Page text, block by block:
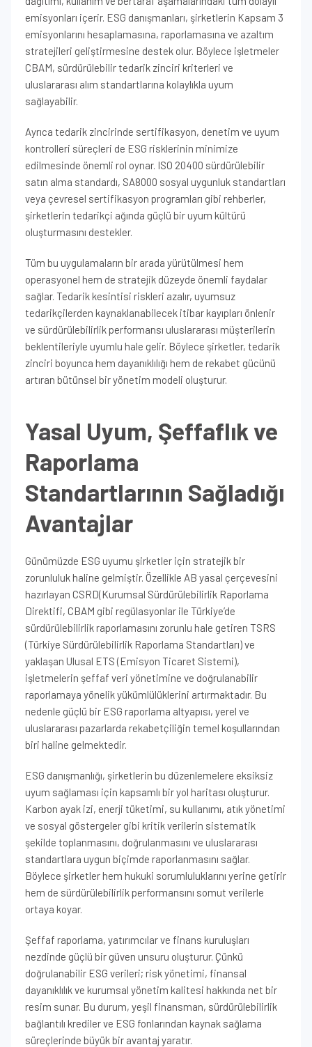
emisyonları içerir. ESG danışmanları, şirketlerin Kapsam 3
emisyonlarını hesaplamasına, raporlamasına ve azaltım
stratejileri geliştirmesine destek olur. Böylece işletmeler
CBAM, sürdürülebilir tedarik zinciri kriterleri ve
uluslararası alım standartlarına kolaylıkla uyum
sağlayabilir.
Ayrıca tedarik zincirinde sertifikasyon, denetim ve uyum
kontrolleri süreçleri de ESG risklerinin minimize
edilmesinde önemli rol oynar. ISO 20400 sürdürülebilir
satın alma standardı, SA8000 sosyal uygunluk standartları
veya çevresel sertifikasyon programları gibi rehberler,
şirketlerin tedarikçi ağında güçlü bir uyum kültürü
oluşturmasını destekler.
Tüm bu uygulamaların bir arada yürütülmesi hem
operasyonel hem de stratejik düzeyde önemli faydalar
sağlar. Tedarik kesintisi riskleri azalır, uyumsuz
tedarikçilerden kaynaklanabilecek itibar kayıpları önlenir
ve sürdürülebilirlik performansı uluslararası müşterilerin
beklentileriyle uyumlu hale gelir. Böylece şirketler, tedarik
zinciri boyunca hem dayanıklılığı hem de rekabet gücünü
artıran bütünsel bir yönetim modeli oluşturur.
Yasal Uyum, Şeffaflık ve
Raporlama
Standartlarının Sağladığı
Avantajlar
Günümüzde ESG uyumu şirketler için stratejik bir
zorunluluk haline gelmiştir. Özellikle AB yasal çerçevesini
hazırlayan CSRD(Kurumsal Sürdürülebilirlik Raporlama
Direktifi, CBAM gibi regülasyonlar ile Türkiye’de
sürdürülebilirlik raporlamasını zorunlu hale getiren TSRS
(Türkiye Sürdürülebilirlik Raporlama Standartları) ve
yaklaşan Ulusal ETS (Emisyon Ticaret Sistemi),
işletmelerin şeffaf veri yönetimine ve doğrulanabilir
raporlamaya yönelik yükümlülüklerini artırmaktadır. Bu
nedenle güçlü bir ESG raporlama altyapısı, yerel ve
uluslararası pazarlarda rekabetçiliğin temel koşullarından
biri haline gelmektedir.
ESG danışmanlığı, şirketlerin bu düzenlemelere eksiksiz
uyum sağlaması için kapsamlı bir yol haritası oluşturur.
Karbon ayak izi, enerji tüketimi, su kullanımı, atık yönetimi
ve sosyal göstergeler gibi kritik verilerin sistematik
şekilde toplanmasını, doğrulanmasını ve uluslararası
standartlara uygun biçimde raporlanmasını sağlar.
Böylece şirketler hem hukuki sorumluluklarını yerine getirir
hem de sürdürülebilirlik performansını somut verilerle
ortaya koyar.
Şeffaf raporlama, yatırımcılar ve finans kuruluşları
nezdinde güçlü bir güven unsuru oluşturur. Çünkü
doğrulanabilir ESG verileri; risk yönetimi, finansal
dayanıklılık ve kurumsal yönetim kalitesi hakkında net bir
resim sunar. Bu durum, yeşil finansman, sürdürülebilirlik
bağlantılı krediler ve ESG fonlarından kaynak sağlama
süreçlerinde büyük bir avantaj yaratır.